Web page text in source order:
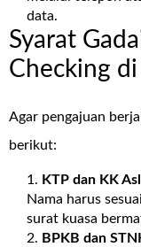
data.
Syarat
Checking di
Agar pengajuan
berikut:
KTP dan KK
Nama harus
surat kuasa
BPKB dan